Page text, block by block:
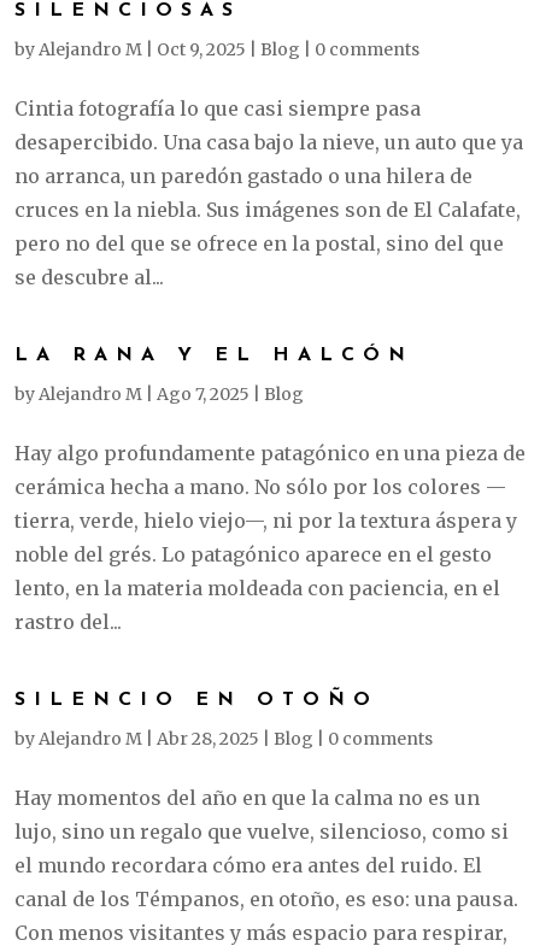
SILENCIOSAS
byAlejandro M Oct 9, 2025 Blog 0 comments
Cintia fotografía lo que casi siempre pasa
desapercibido. Una casa bajo la nieve, un auto que ya
no arranca, un paredón gastado o una hilera de
cruces en la niebla. Sus imágenes son de El Calafate,
pero no del que se ofrece en la postal, sino del que
se descubre al...
LA RANA Y EL HALCÓN
byAlejandro M Ago 7, 2025 Blog
Hay algo profundamente patagónico en una pieza de
cerámica hecha a mano. No sólo por los colores —
tierra, verde, hielo viejo—, ni por la textura áspera y
noble del grés. Lo patagónico aparece en el gesto
lento, en la materia moldeada con paciencia, en el
rastro del...
SILENCIO EN OTOÑO
byAlejandro M Abr 28, 2025 Blog 0 comments
Hay momentos del año en que la calma no es un
lujo, sino un regalo que vuelve, silencioso, como si
el mundo recordara cómo era antes del ruido. El
canal de los Témpanos, en otoño, es eso: una pausa.
Con menos visitantes y más espacio para respirar,